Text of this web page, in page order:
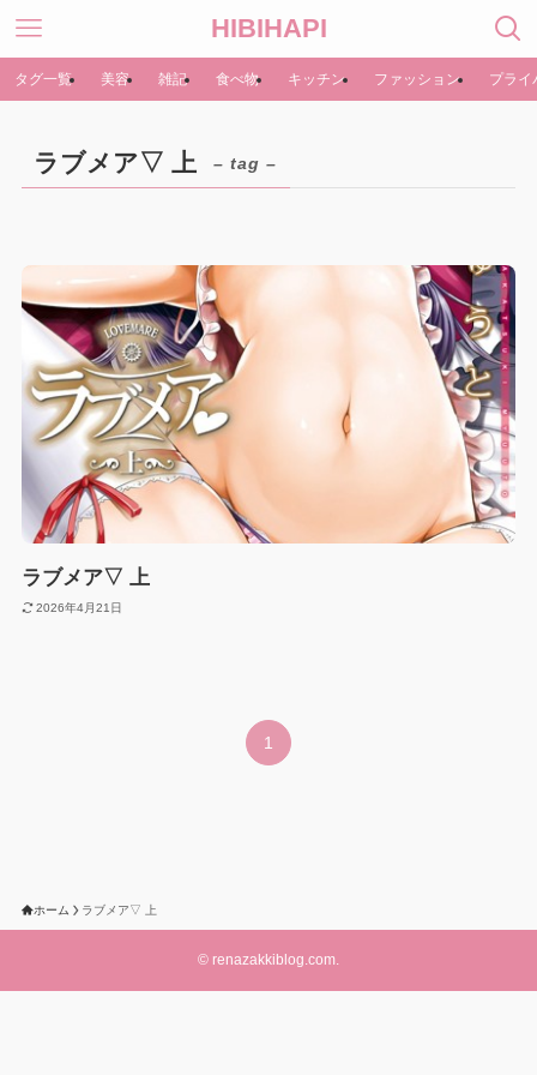
HIBIHAPI
タグ一覧 美容 雑記 食べ物 キッチン ファッション プライ
ラブメア▽ 上 – tag –
ラブメア▽ 上
2026年4月21日
1
ホーム ラブメア▽ 上
© renazakkiblog.com.